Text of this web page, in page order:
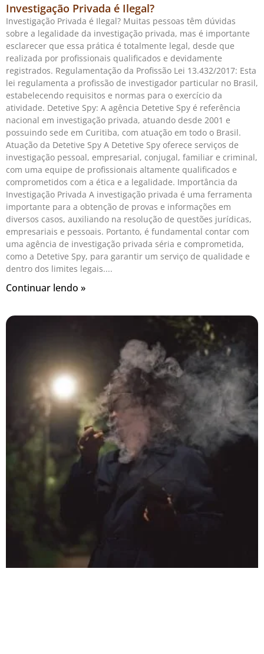
Investigação Privada é Ilegal?
Investigação Privada é Ilegal? Muitas pessoas têm dúvidas
sobre a legalidade da investigação privada, mas é importante
esclarecer que essa prática é totalmente legal, desde que
realizada por profissionais qualificados e devidamente
registrados. Regulamentação da Profissão Lei 13.432/2017: Esta
lei regulamenta a profissão de investigador particular no Brasil,
estabelecendo requisitos e normas para o exercício da
atividade. Detetive Spy: A agência Detetive Spy é referência
nacional em investigação privada, atuando desde 2001 e
possuindo sede em Curitiba, com atuação em todo o Brasil.
Atuação da Detetive Spy A Detetive Spy oferece serviços de
investigação pessoal, empresarial, conjugal, familiar e criminal,
com uma equipe de profissionais altamente qualificados e
comprometidos com a ética e a legalidade. Importância da
Investigação Privada A investigação privada é uma ferramenta
importante para a obtenção de provas e informações em
diversos casos, auxiliando na resolução de questões jurídicas,
empresariais e pessoais. Portanto, é fundamental contar com
uma agência de investigação privada séria e comprometida,
como a Detetive Spy, para garantir um serviço de qualidade e
dentro dos limites legais.
Continuar lendo »